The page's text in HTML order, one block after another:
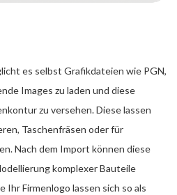
es selbst Grafikdateien wie PGN,
Images zu laden und diese
zu versehen. Diese lassen
Taschenfräsen oder für
Nach dem Import können diese
komplexer Bauteile
Firmenlogo lassen sich so als